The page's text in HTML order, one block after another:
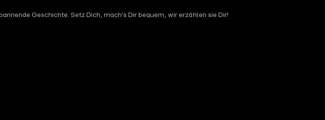
Geschichte. Setz Dich, mach's Dir bequem, wir erzählen sie Dir!